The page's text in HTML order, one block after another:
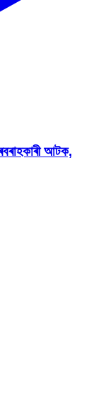
আটক,